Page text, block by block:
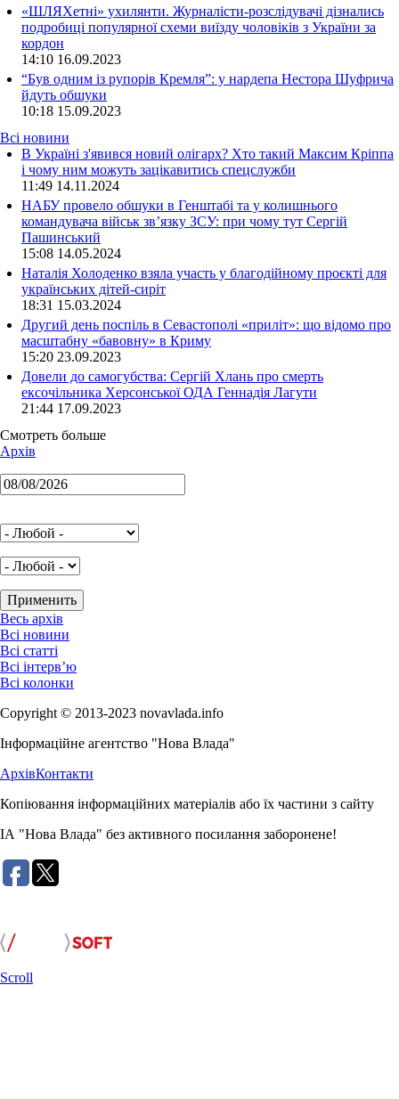
«ШЛЯХетні» ухилянти. Журналісти-розслідувачі дізнались
подробиці популярної схеми виїзду чоловіків з України за
кордон
14:10 16.09.2023
“Був одним із рупорів Кремля”: у нардепа Нестора Шуфрича
йдуть обшуки
10:18 15.09.2023
Всі новини
В Україні з'явився новий олігарх? Хто такий Максим Кріппа
і чому ним можуть зацікавитись спецслужби
11:49 14.11.2024
НАБУ провело обшуки в Генштабі та у колишнього
командувача військ зв’язку ЗСУ: при чому тут Сергій
Пашинський
15:08 14.05.2024
Наталія Холоденко взяла участь у благодійному проєкті для
українських дітей-сиріт
18:31 15.03.2024
Другий день поспіль в Севастополі «приліт»: що відомо про
масштабну «бавовну» в Криму
15:20 23.09.2023
Довели до самогубства: Сергій Хлань про смерть
ексочільника Херсонської ОДА Геннадія Лагути
21:44 17.09.2023
Смотреть больше
Архів
Весь архів
Всі новини
Всі статті
Всі інтерв’ю
Всі колонки
Copyright © 2013-2023 novavlada.info
Інформаційне агентство "Нова Влада"
АрхівКонтакти
Копіювання інформаційних матеріалів або їх частини з сайту
ІА "Нова Влада" без активного посилання заборонене!
Scroll